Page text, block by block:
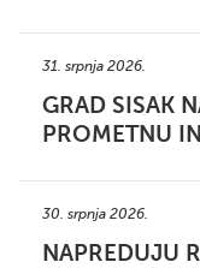
31. srpnja 2026.
GRAD SISAK
PROMETNU
30. srpnja 2026.
NAPREDUJU